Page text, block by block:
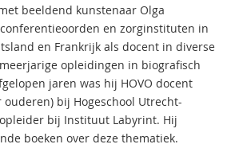
beeldend kunstenaar Olga
en zorginstituten in
en Frankrijk als docent in diverse
opleidingen in biografisch
jaren was hij HOVO docent
bij Hogeschool Utrecht-
bij Instituut Labyrint. Hij
boeken over deze thematiek.